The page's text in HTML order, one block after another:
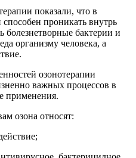
показали, что в
проникать внутрь
бактерии и
организму человека, а
озонотерапии
важных процессов в
применения.
озона относят: